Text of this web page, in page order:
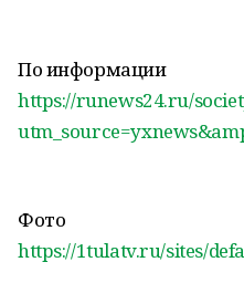
По информации
https://runews24.ru/
Фото
https://1tulatv.ru/sites/